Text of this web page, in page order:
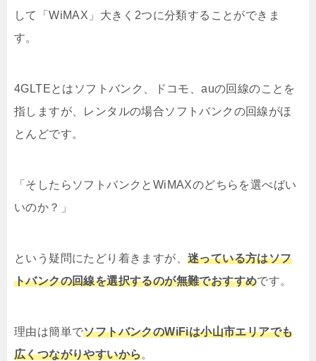
して「WiMAX」大きく2つに分類することができま
す。
4GLTEとはソフトバンク、ドコモ、auの回線のことを
指しますが、レンタルの場合ソフトバンクの回線がほ
とんどです。
「そしたらソフトバンクとWiMAXのどちらを選べばい
いのか？」
という疑問にたどり着きますが、 迷っている方はソフ
トバンクの回線を選択するのが無難でおすすめです。
理由は簡単でソフトバンクのWiFiは小山市エリアでも
広くつながりやすいから。